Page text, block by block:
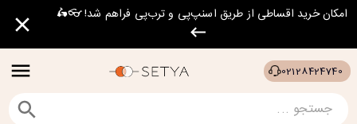
امکان خرید اقساطی از طریق اسنپ‌پی و ترب‌پی فراهم شد! 👓🛵
02128424740